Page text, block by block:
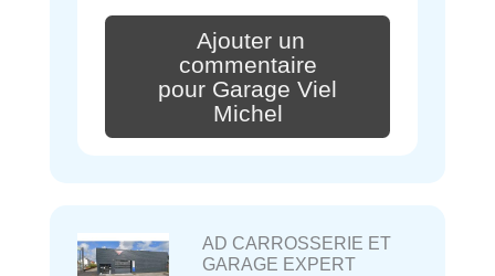
Ajouter un
commentaire
pour Garage Viel
Michel
AD CARROSSERIE ET
GARAGE EXPERT